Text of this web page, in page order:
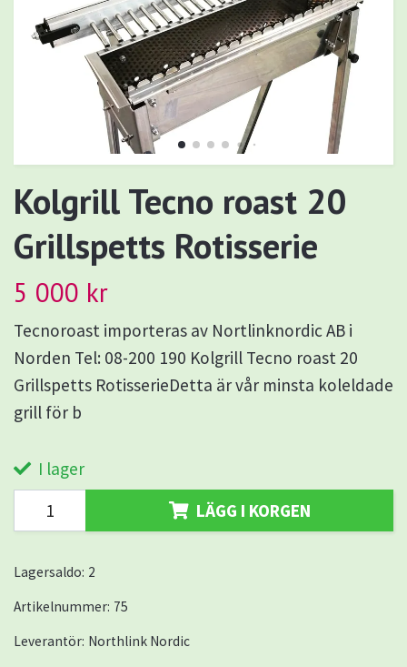
Kolgrill Tecno roast 20
Grillspetts Rotisserie
5 000 kr
Tecnoroast importeras av Nortlinknordic AB i
Norden Tel: 08-200 190 Kolgrill Tecno roast 20
Grillspetts RotisserieDetta är vår minsta koleldade
grill för b
I lager
LÄGG I KORGEN
Lagersaldo: 2
Artikelnummer: 75
Leverantör: Northlink Nordic